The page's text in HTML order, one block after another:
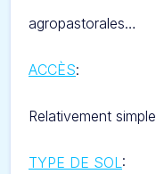
agropastorales…
ACCÈS:
Relativement simple
TYPE DE SOL: